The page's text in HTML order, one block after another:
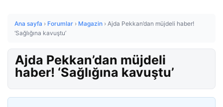
Ana sayfa › Forumlar › Magazin › Ajda Pekkan’dan müjdeli haber!
‘Sağlığına kavuştu’
Ajda Pekkan’dan müjdeli
haber! ‘Sağlığına kavuştu’